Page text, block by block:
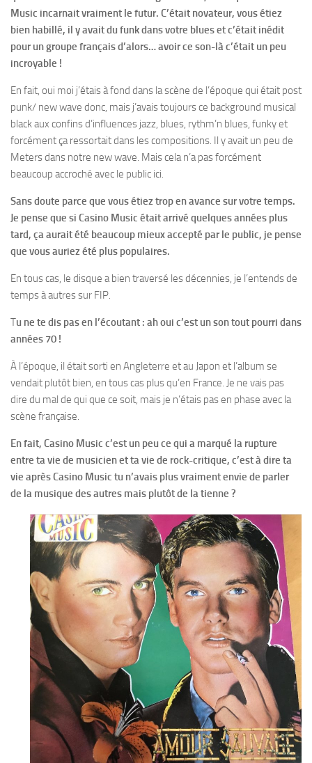
Music incarnait vraiment le futur. C’était novateur, vous étiez
bien habillé, il y avait du funk dans votre blues et c’était inédit
pour un groupe français d’alors… avoir ce son-là c’était un peu
incroyable !
En fait, oui moi j’étais à fond dans la scène de l’époque qui était post
punk/ new wave donc, mais j’avais toujours ce background musical
black aux confins d’influences jazz, blues, rythm’n blues, funky et
forcément ça ressortait dans les compositions. Il y avait un peu de
Meters dans notre new wave. Mais cela n’a pas forcément
beaucoup accroché avec le public ici.
Sans doute parce que vous étiez trop en avance sur votre temps.
Je pense que si Casino Music était arrivé quelques années plus
tard, ça aurait été beaucoup mieux accepté par le public, je pense
que vous auriez été plus populaires.
En tous cas, le disque a bien traversé les décennies, je l’entends de
temps à autres sur FIP.
Tu ne te dis pas en l’écoutant : ah oui c’est un son tout pourri dans
années 70 !
À l’époque, il était sorti en Angleterre et au Japon et l’album se
vendait plutôt bien, en tous cas plus qu’en France. Je ne vais pas
dire du mal de qui que ce soit, mais je n’étais pas en phase avec la
scène française.
En fait, Casino Music c’est un peu ce qui a marqué la rupture
entre ta vie de musicien et ta vie de rock-critique, c’est à dire ta
vie après Casino Music tu n’avais plus vraiment envie de parler
de la musique des autres mais plutôt de la tienne ?